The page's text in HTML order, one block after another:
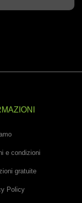
e condizioni
gratuite
Policy